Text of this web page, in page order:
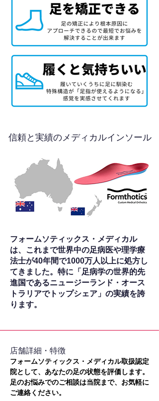
信頼と実績のメディカルインソール
フォームソティックス・メディカル
は、これまで世界中の足病医や理学療
法士が40年間で1000万人以上に処方し
てきました。特に「足病学の世界的先
進国であるニュージーランド・オース
トラリアでトップシェア」の実績を誇
ります。
​店舗詳細・特徴
フォームソティックス・メディカル取扱認定
院として、あなたの足の状態を評価します。
足のお悩みでのご相談は当院まで、お気軽に
ご連絡ください。